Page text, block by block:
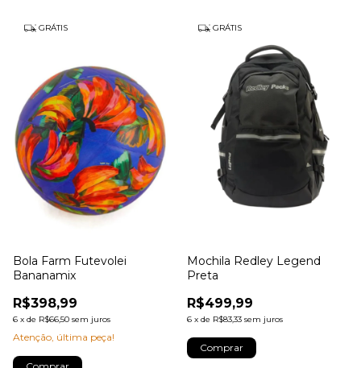
GRÁTIS
Bola Farm Futevolei
Bananamix
R$398,99
6 x de R$66,50 sem juros
Atenção, última peça!
GRÁTIS
Mochila Redley Legend
Preta
R$499,99
6 x de R$83,33 sem juros